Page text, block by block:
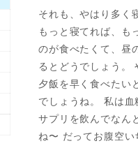
それも、やはり多く
もっと寝てれば、も
のが食べたくて、昼
るとどうでしょう。
夕飯を早く食べたい
でしょうね。 私は
サプリを飲んでなん
ね〜 だってお腹空